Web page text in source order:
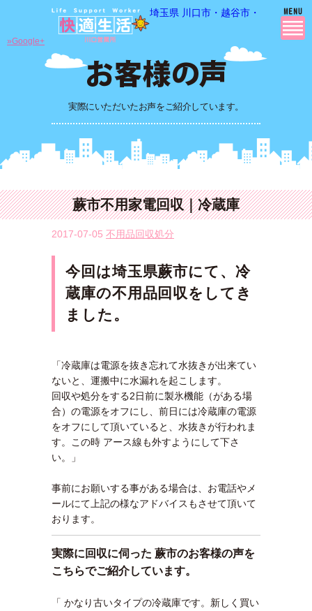
埼玉県 川口市・越谷市・さいたま
実際にいただいたお声をご紹介しています。
»Google+
蕨市不用家電回収｜冷蔵庫
2017-07-05 不用品回収処分
今回は埼玉県蕨市にて 、冷
蔵庫の不用品回収をしてき
ま した。
「冷蔵庫は電源を抜き忘れて水抜きが出来てい
ないと、運搬中に水漏れを起こします。
回収や処分をする2日前に製氷機能（がある場
合）の電源をオフにし、前日には冷蔵庫の電源
をオフにして頂いていると、水抜きが行われま
す。この時 アース線も外すようにして下さ
い。」
事前にお願いする事がある場合は、お電話やメ
ールにて上記の様なアドバイスもさせて頂いて
おります。
実際に回収に伺った 蕨市のお客様の声を
こちらでご紹介しています。
「 かなり古いタイプの冷蔵庫です。新しく買い